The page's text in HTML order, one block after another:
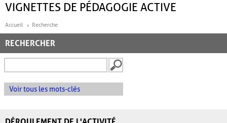
VIGNETTES DE PÉDAGOGIE ACTIVE
Accueil Recherche
RECHERCHER
Voir tous les mots-clés